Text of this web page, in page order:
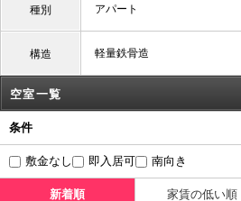
種別 アパート
構造 軽量鉄骨造
空室一覧
条件
敷金なし 即入居可 南向き
新着順 家賃の低い順